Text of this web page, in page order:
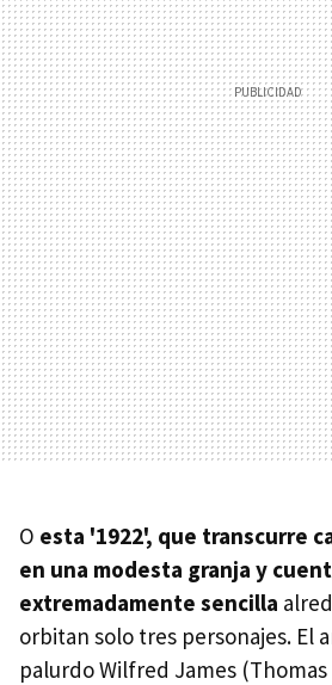
O esta '1922', que transcurre
en una modesta granja y
extremadamente sencilla
orbitan solo tres personajes. El
palurdo Wilfred James